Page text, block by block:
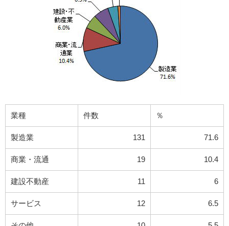
業種 件数 ％
製造業 131 71.6
商業・流通 19 10.4
建設不動産 11 6
サービス 12 6.5